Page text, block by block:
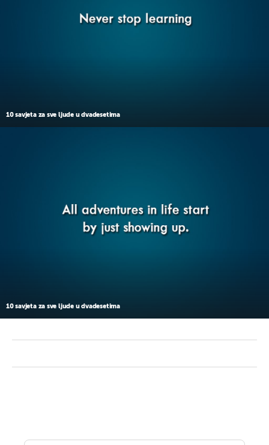
10 savjeta za sve ljude u dvadesetima
10 savjeta za sve ljude u dvadesetima